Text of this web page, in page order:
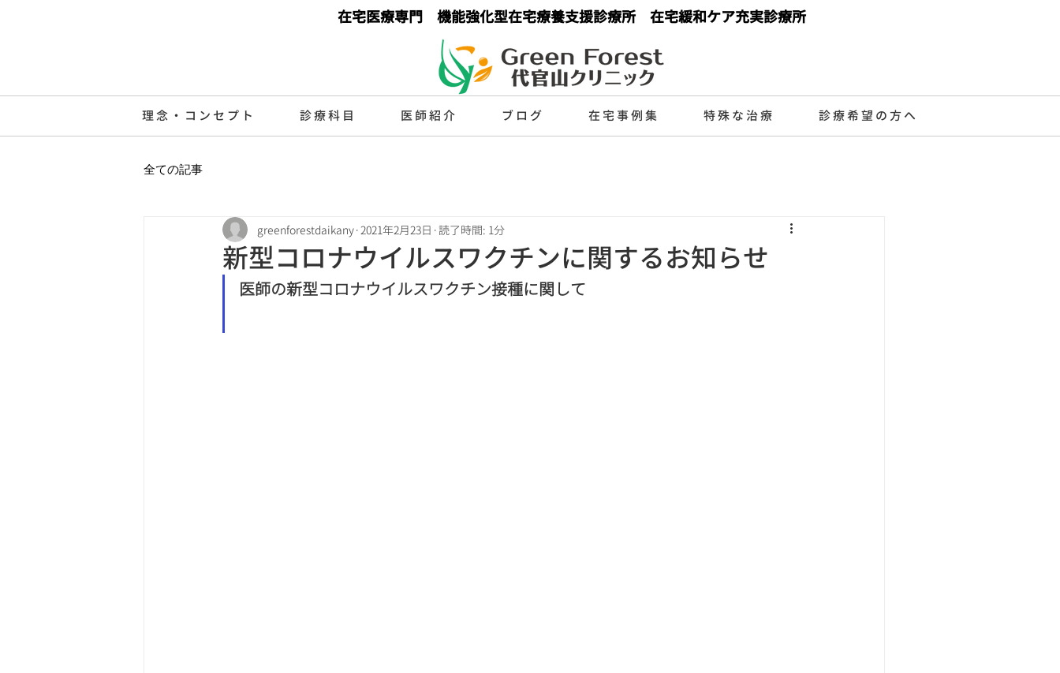
在宅医療専門 機能強化型在宅療養支援診療所 在宅緩和ケア充実診療所
理念・コンセプト 診療科目 医師紹介 ブログ 在宅事例集 特殊な治療 診療希望の方へ
全ての記事
新型コロナウイルスワクチンに関するお知らせ
greenforestdaikany 2021年2月23日 読了時間: 1分
医師の新型コロナウイルスワクチン接種に関して